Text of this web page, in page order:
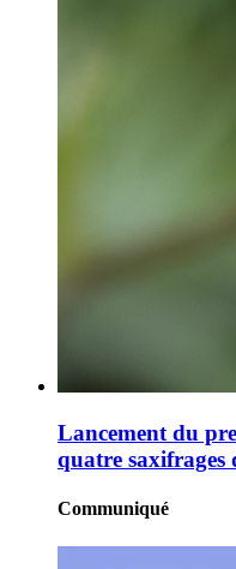
Lancement du
quatre saxifrages
Communiqué